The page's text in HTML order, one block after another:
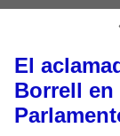
El
Borrell en